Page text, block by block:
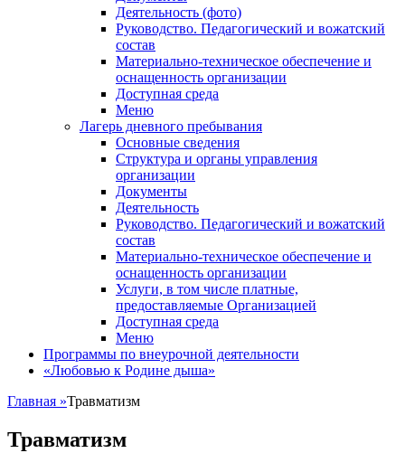
Деятельность (фото)
Руководство. Педагогический и вожатский
состав
Материально-техническое обеспечение и
оснащенность организации
Доступная среда
Меню
Лагерь дневного пребывания
Основные сведения
Структура и органы управления
организации
Документы
Деятельность
Руководство. Педагогический и вожатский
состав
Материально-техническое обеспечение и
оснащенность организации
Услуги, в том числе платные,
предоставляемые Организацией
Доступная среда
Меню
Программы по внеурочной деятельности
«Любовью к Родине дыша»
Главная »Травматизм
Травматизм